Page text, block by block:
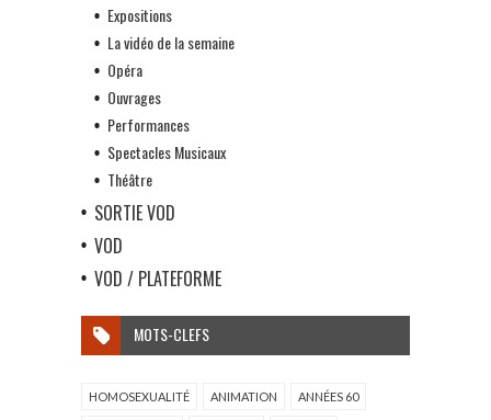
Expositions
La vidéo de la semaine
Opéra
Ouvrages
Performances
Spectacles Musicaux
Théâtre
SORTIE VOD
VOD
VOD / PLATEFORME
MOTS-CLEFS
HOMOSEXUALITÉ ANIMATION ANNÉES 60